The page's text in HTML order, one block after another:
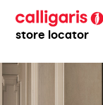
store locator